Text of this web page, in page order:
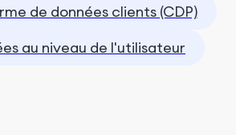
de données clients (CDP)
au niveau de l'utilisateur